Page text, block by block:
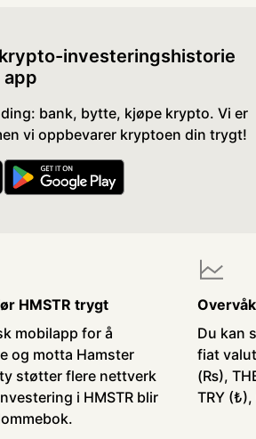
investeringshistorie
bank, bytte, kjøpe krypto. Vi er
vi oppbevarer kryptoen din trygt!
HMSTR trygt
mobilapp for å
og motta Hamster
støtter flere nettverk
i HMSTR blir
Du kan
fiat
(₨),
TRY (₺),